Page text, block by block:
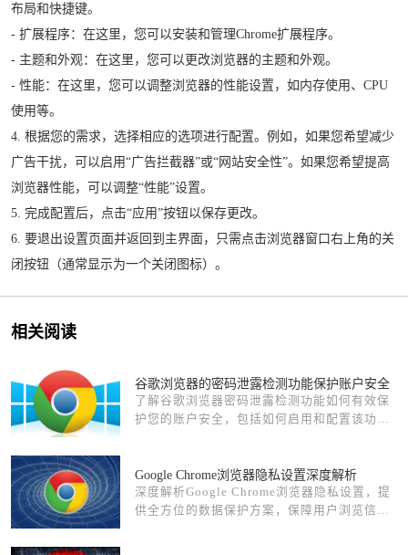
布局和快捷键。
- 扩展程序：在这里，您可以安装和管理Chrome扩展程序。
- 主题和外观：在这里，您可以更改浏览器的主题和外观。
- 性能：在这里，您可以调整浏览器的性能设置，如内存使用、CPU
使用等。
4. 根据您的需求，选择相应的选项进行配置。例如，如果您希望减少
广告干扰，可以启用“广告拦截器”或“网站安全性”。如果您希望提高
浏览器性能，可以调整“性能”设置。
5. 完成配置后，点击“应用”按钮以保存更改。
6. 要退出设置页面并返回到主界面，只需点击浏览器窗口右上角的关
闭按钮（通常显示为一个关闭图标）。
相关阅读
谷歌浏览器的密码泄露检测功能保护账户安全
了解谷歌浏览器密码泄露检测功能如何有效保
护您的账户安全，包括如何启用和配置该功
Google Chrome浏览器隐私设置深度解析
深度解析Google Chrome浏览器隐私设置，提
供全方位的数据保护方案，保障用户浏览信息